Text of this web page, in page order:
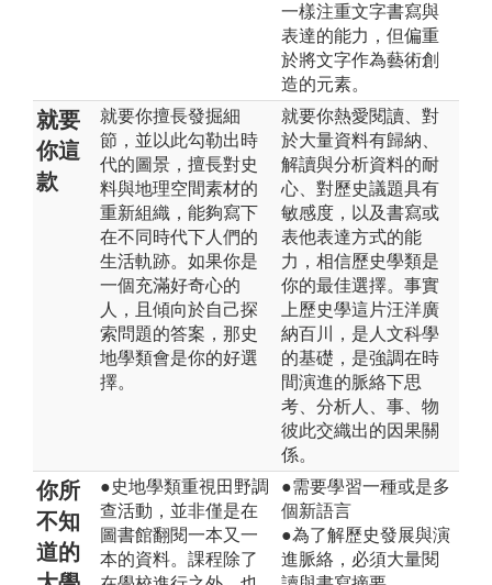
一樣注重文字書寫與
表達的能力，但偏重
於將文字作為藝術創
造的元素。
就要
你這
款
就要你擅長發掘細
節，並以此勾勒出時
代的圖景，擅長對史
料與地理空間素材的
重新組織，能夠寫下
在不同時代下人們的
生活軌跡。如果你是
一個充滿好奇心的
人，且傾向於自己探
索問題的答案，那史
地學類會是你的好選
擇。
就要你熱愛閱讀、對
於大量資料有歸納、
解讀與分析資料的耐
心、對歷史議題具有
敏感度，以及書寫或
表他表達方式的能
力，相信歷史學類是
你的最佳選擇。事實
上歷史學這片汪洋廣
納百川，是人文科學
的基礎，是強調在時
間演進的脈絡下思
考、分析人、事、物
彼此交織出的因果關
係。
你所
不知
道的
●史地學類重視田野調
查活動，並非僅是在
圖書館翻閱一本又一
本的資料。課程除了
●需要學習一種或是多
個新語言
●為了解歷史發展與演
進脈絡，必須大量閱